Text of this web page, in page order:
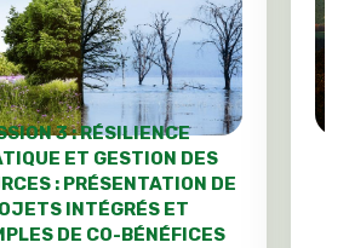
3 : RÉSILIENCE
ET GESTION DES
: PRÉSENTATION DE
INTÉGRÉS ET
DE CO-BÉNÉFICES